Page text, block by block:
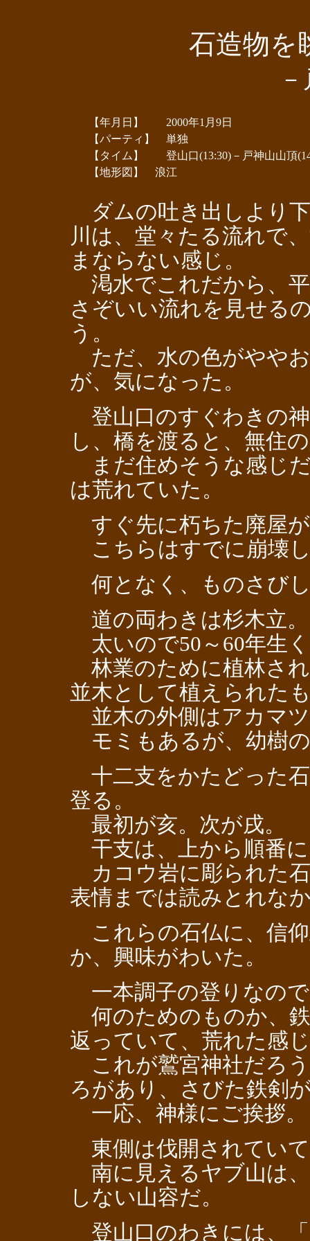
石造物を
【年月日】 2000年1月9日
【パーティ】 単独
【タイム】 登山口(13:30)－戸神山山頂
【地形図】 浪江
ダムの吐き出しより
川は、堂々たる流れで
まならない感じ。
渇水でこれだから、
さぞいい流れを見せる
う。
ただ、水の色がやや
が、気になった。
登山口のすぐわきの
し、橋を渡ると、無住
まだ住めそうな感じ
は荒れていた。
すぐ先に朽ちた廃屋
こちらはすでに崩壊
何となく、ものさび
道の両わきは杉木立。
太いので50～60年生
林業のために植林さ
並木として植えられた
並木の外側はアカマ
モミもあるが、幼樹
十二支をかたどった
登る。
最初が亥。次が戌。
干支は、上から順番
カコウ岩に彫られた
表情までは読みとれな
これらの石仏に、信
か、興味がわいた。
一本調子の登りなの
何のためのものか、
返っていて、荒れた感
これが鷲宮神社だろ
ろがあり、さびた鉄剣
一応、神様にご挨拶。
東側は伐開されてい
南に見えるヤブ山は
しない山容だ。
登山口のわきには、